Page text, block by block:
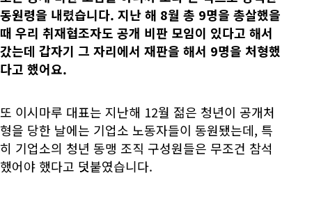
동원령을 내렸습니다. 지난 해 8월 총 9명을 총살했을
때 우리 취재협조자도 공개 비판 모임이 있다고 해서
갔는데 갑자기 그 자리에서 재판을 해서 9명을 처형했
다고 했어요.
또 이시마루 대표는 지난해 12월 젊은 청년이 공개처
형을 당한 날에는 기업소 노동자들이 동원됐는데, 특
히 기업소의 청년 동맹 조직 구성원들은 무조건 참석
했어야 했다고 덧붙였습니다.